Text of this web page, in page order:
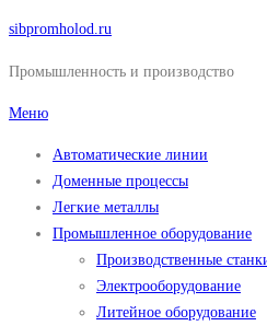
Перейти
содержимому
sibpromholod.ru
Промышленность и производство
Меню
Автоматические линии
Доменные процессы
Легкие металлы
Промышленное оборудование
Производственные
Электрооборудование
Литейное оборудование